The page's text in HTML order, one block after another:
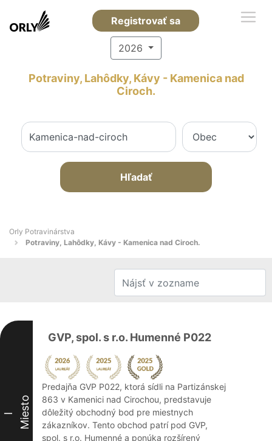
Registrovať sa
2026
Potraviny, Lahôdky, Kávy - Kamenica nad
Ciroch.
Hľadať
Orly Potravinárstva
Potraviny, Lahôdky, Kávy - Kamenica nad Ciroch.
I Miesto
GVP, spol. s r.o. Humenné P022
Predajňa GVP P022, ktorá sídli na Partizánskej
863 v Kamenici nad Cirochou, predstavuje
dôležitý obchodný bod pre miestnych
zákazníkov. Tento obchod patrí pod GVP,
spol. s r.o. Humenné a ponúka rozšírený